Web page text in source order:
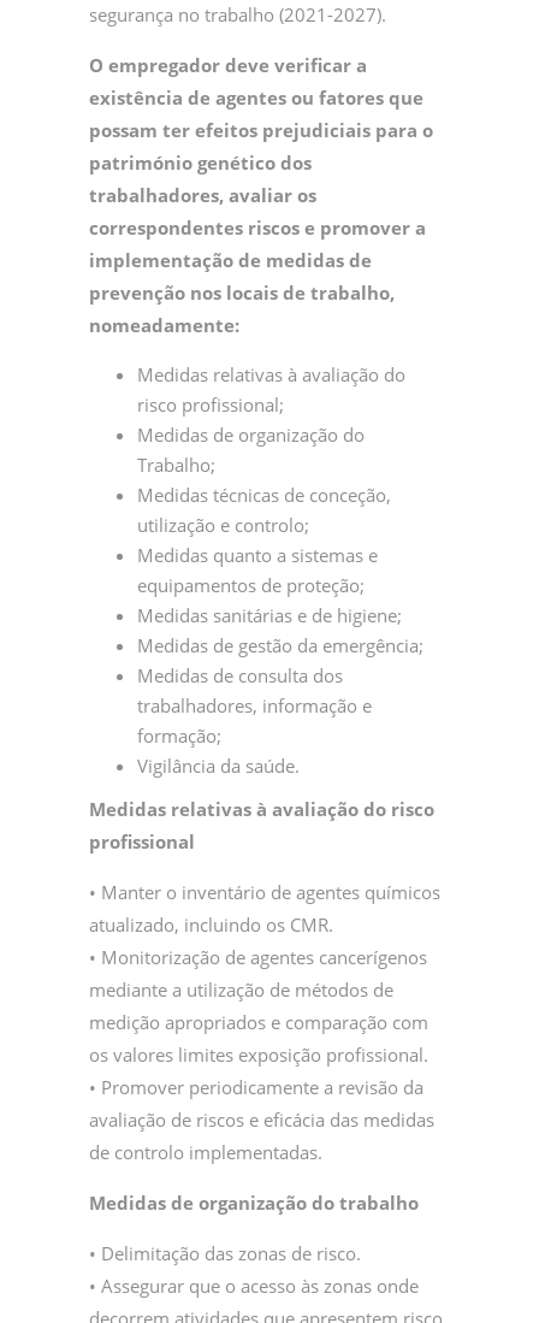
segurança no trabalho (2021-2027).
O empregador deve verificar a
existência de agentes ou fatores que
possam ter efeitos prejudiciais para o
património genético dos
trabalhadores, avaliar os
correspondentes riscos e promover a
implementação de medidas de
prevenção nos locais de trabalho,
nomeadamente:
Medidas relativas à avaliação do
risco profissional;
Medidas de organização do
Trabalho;
Medidas técnicas de conceção,
utilização e controlo;
Medidas quanto a sistemas e
equipamentos de proteção;
Medidas sanitárias e de higiene;
Medidas de gestão da emergência;
Medidas de consulta dos
trabalhadores, informação e
formação;
Vigilância da saúde.
Medidas relativas à avaliação do risco
profissional
• Manter o inventário de agentes químicos
atualizado, incluindo os CMR.
• Monitorização de agentes cancerígenos
mediante a utilização de métodos de
medição apropriados e comparação com
os valores limites exposição profissional.
• Promover periodicamente a revisão da
avaliação de riscos e eficácia das medidas
de controlo implementadas.
Medidas de organização do trabalho
• Delimitação das zonas de risco.
• Assegurar que o acesso às zonas onde
decorrem atividades que apresentem risco